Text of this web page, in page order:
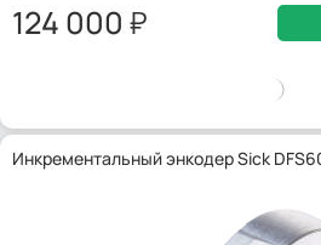
124 000
Инкрементальный энкодер Sick